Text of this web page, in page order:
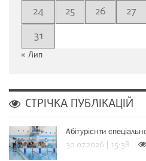
24
25 26 27
31
« Лип
СТРІЧКА ПУБЛІКАЦІЙ
Абітурієнти
30.07.2026 | 15:38